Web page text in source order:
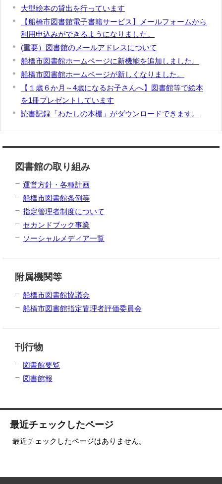
大型絵本の貸出を行っています
【船橋市図書館電子書籍サービス】メールフォームから
利用申込みができるようになりました。
(重要）図書館のメールアドレスについて
船橋市図書館ホームページに新機能を追加しました。
船橋市図書館ホームページが新しくなりました。
【１歳６か月～4歳になるお子さんへ】図書館等で絵本
を1冊プレゼントしています
読書記録「わたしの本棚」がダウンロードできます。
図書館の取り組み
運営方針・各種計画
船橋市図書館条例等
指定管理者制度について
セカンドブック事業
ソーシャルメディア一覧
附属機関等
船橋市図書館協議会
船橋市図書館指定管理者評価委員会
刊行物
図書館要覧
図書館報
最近チェックしたページ
最近チェックしたページはありません。